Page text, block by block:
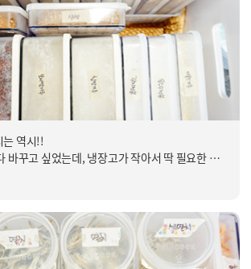
역시!!
바꾸고 싶었는데, 냉장고가 작아서 딱 필요한 만